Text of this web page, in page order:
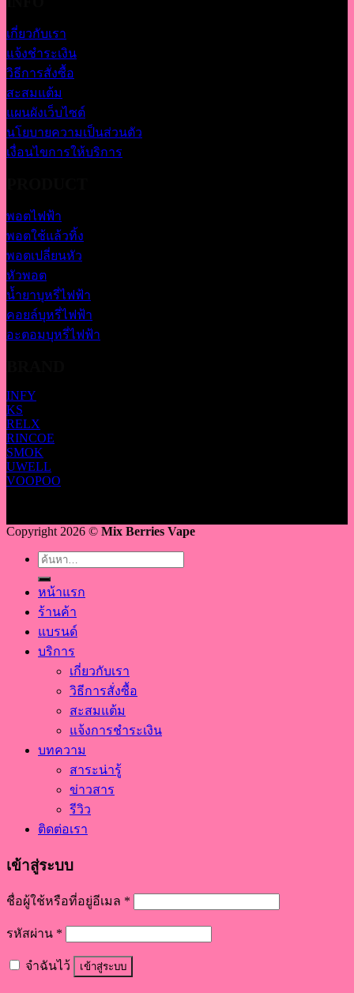
เกี่ยวกับเรา
แจ้งชำระเงิน
วิธีการสั่งซื้อ
สะสมแต้ม
แผนผังเว็บไซต์
นโยบายความเป็นส่วนตัว
เงื่อนไขการให้บริการ
พอตไฟฟ้า
พอตใช้แล้วทิ้ง
พอตเปลี่ยนหัว
หัวพอต
น้ำยาบุหรี่ไฟฟ้า
คอยล์บุหรี่ไฟฟ้า
อะตอมบุหรี่ไฟฟ้า
INFY
KS
RELX
RINCOE
SMOK
UWELL
VOOPOO
Copyright 2026 © Mix Berries Vape
ค้นหา:
หน้าแรก
ร้านค้า
แบรนด์
บริการ
เกี่ยวกับเรา
วิธีการสั่งซื้อ
สะสมแต้ม
แจ้งการชำระเงิน
บทความ
สาระน่ารู้
ข่าวสาร
รีวิว
ติดต่อเรา
เข้าสู่ระบบ
ชื่อผู้ใช้หรือที่อยู่อีเมล *
รหัสผ่าน *
จำฉันไว้ เข้าสู่ระบบ